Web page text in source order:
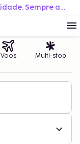
Reserve facilmente. Viaje com flexibilidade. Sempre ao melhor preço.
Voos Multi-stop